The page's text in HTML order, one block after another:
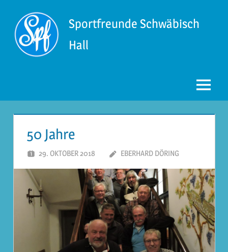
Inhalt
springen
Sportfreunde Schwäbisch
Hall
Menü
50 Jahre
29. OKTOBER 2018 EBERHARD DÖRING